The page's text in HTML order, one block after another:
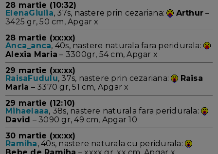
28 martie (10:32)
ElenaGiulia, 37s, nastere prin cezariana: Arthur –
3425 gr, 50 cm, Apgar x
28 martie (xx:xx)
Anca_anca, 40s, nastere naturala fara peridurala:
Alexia Maria – 3300gr, 54 cm, Apgar x
29 martie (xx:xx)
RaisaFudulu, 37s, nastere prin cezariana:
Raisa
Maria – 3370 gr, 51 cm, Apgar x
29 martie (12:10)
Mihaelaaa, 38s, nastere naturala fara peridurala:
David – 3090 gr, 49 cm, Apgar 10
30 martie (xx:xx)
Ramiha, 40s, nastere naturala cu peridurala: